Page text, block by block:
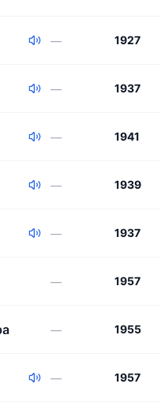
— 1927
— 1937
— 1941
— 1939
— 1937
— 1957
— 1955
— 1957